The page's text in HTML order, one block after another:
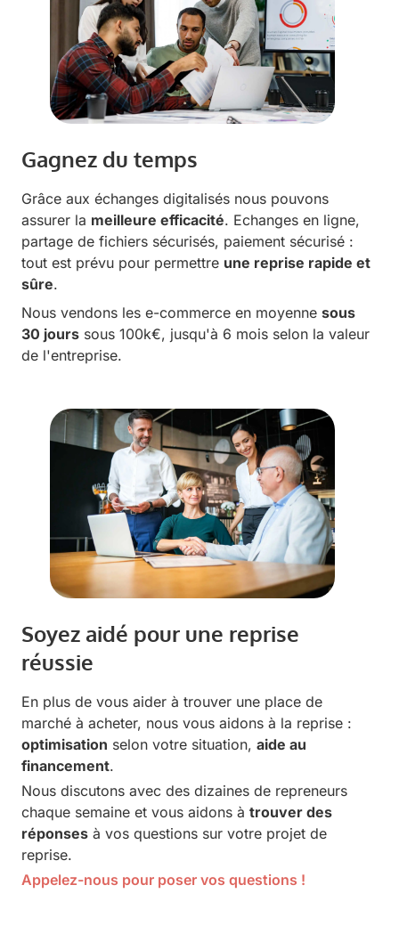
Gagnez du temps
Grâce aux échanges digitalisés nous pouvons
assurer la meilleure efficacité. Echanges en ligne,
partage de fichiers sécurisés, paiement sécurisé :
tout est prévu pour permettre une reprise rapide et
sûre.
Nous vendons les e-commerce en moyenne sous
30 jours sous 100k€, jusqu'à 6 mois selon la valeur
de l'entreprise.
Soyez aidé pour une reprise
réussie
En plus de vous aider à trouver une place de
marché à acheter, nous vous aidons à la reprise :
optimisation selon votre situation, aide au
financement.
Nous discutons avec des dizaines de repreneurs
chaque semaine et vous aidons à trouver des
réponses à vos questions sur votre projet de
reprise.
Appelez-nous pour poser vos questions !